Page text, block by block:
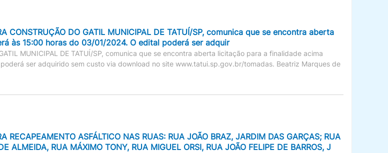
CONSTRUÇÃO DO GATIL MUNICIPAL DE TATUÍ/SP, comunica que se encontra aberta
às 15:00 horas do 03/01/2024. O edital poderá ser adquir
MUNICIPAL DE TATUÍ/SP, comunica que se encontra aberta licitação para a finalidade acima
ser adquirido sem custo via download no site www.tatui.sp.gov.br/tomadas. Beatriz Marques de
ASFÁLTICO NAS RUAS: RUA JOÃO BRAZ, JARDIM DAS GARÇAS; RUA
ALMEIDA, RUA MÁXIMO TONY, RUA MIGUEL ORSI, RUA JOÃO FELIPE DE BARROS, J